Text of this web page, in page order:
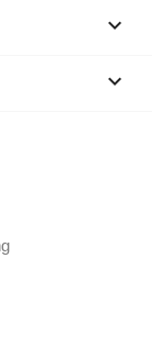

keyboard_arrow_down